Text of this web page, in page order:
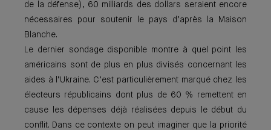
de la défense), 60 milliards des dollars seraient encore
nécessaires pour soutenir le pays d’après la Maison
Blanche.
Le dernier sondage disponible montre à quel point les
américains sont de plus en plus divisés concernant les
aides à l’Ukraine. C’est particulièrement marqué chez les
électeurs républicains dont plus de 60 % remettent en
cause les dépenses déjà réalisées depuis le début du
conflit. Dans ce contexte on peut imaginer que la priorité